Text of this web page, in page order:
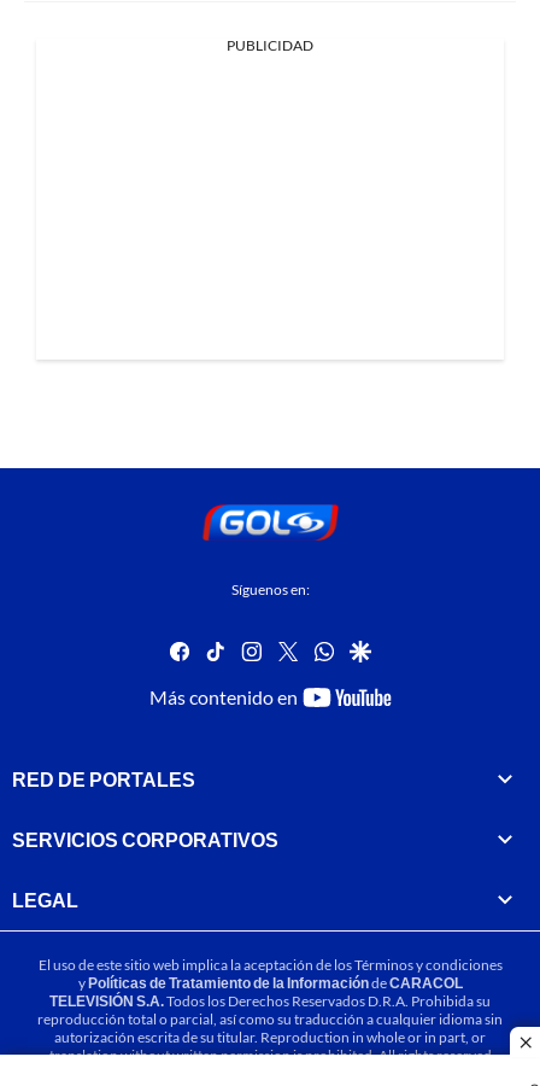
PUBLICIDAD
Síguenos en:
facebook
tiktok instagram
twitterwhatsapp
google
Más contenido en
youtube-
RED DE PORTALES
SERVICIOS CORPORATIVOS
LEGAL
El uso de este sitio web implica la aceptación de losTérminos y condiciones
yPolíticas de Tratamiento de la InformacióndeCARACOL
TELEVISIÓN S.A.Todos los Derechos Reservados D.R.A. Prohibida su
reproducción total o parcial, así como su traducción a cualquier idioma sin
autorización escrita de su titular. Reproduction in whole or in part, or
translation without written permission is prohibited. All rights reserved